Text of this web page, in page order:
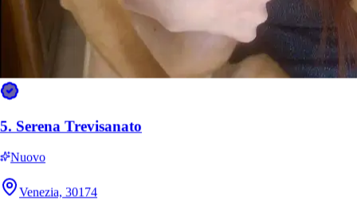
5. Serena Trevisanato
Nuovo
Venezia, 30174